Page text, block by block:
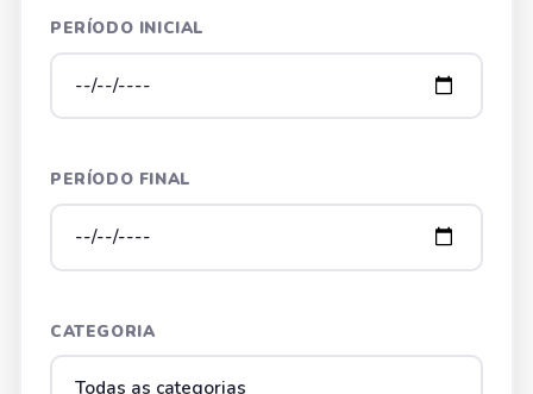
PERÍODO INICIAL
PERÍODO FINAL
CATEGORIA